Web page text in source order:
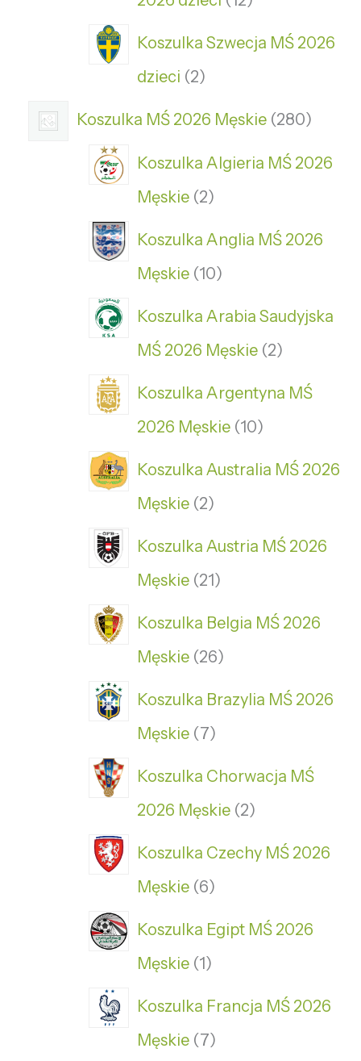
Koszulka Szwecja MŚ 2026
dzieci 2
Koszulka MŚ 2026 Męskie 280
Koszulka Algieria MŚ 2026
Męskie 2
Koszulka Anglia MŚ 2026
Męskie 10
Koszulka Arabia Saudyjska
MŚ 2026 Męskie 2
Koszulka Argentyna MŚ
2026 Męskie 10
Koszulka Australia MŚ 2026
Męskie 2
Koszulka Austria MŚ 2026
Męskie 21
Koszulka Belgia MŚ 2026
Męskie 26
Koszulka Brazylia MŚ 2026
Męskie 7
Koszulka Chorwacja MŚ
2026 Męskie 2
Koszulka Czechy MŚ 2026
Męskie 6
Koszulka Egipt MŚ 2026
Męskie 1
Koszulka Francja MŚ 2026
Męskie 7